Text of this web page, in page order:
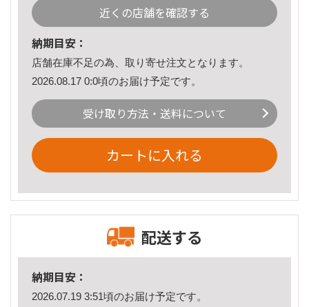
近くの店舗を確認する
納期目安：
店舗在庫不足の為、取り寄せ注文となります。
2026.08.17 0:0頃のお届け予定です。
受け取り方法・送料について
カートに入れる
配送する
納期目安：
2026.07.19 3:51頃のお届け予定です。